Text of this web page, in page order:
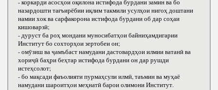
- коркарди асосҳои оқилона истифода бурдани замин ва бо
назардошти тағъирёбии иқлим такмили усулҳои нигоҳ доштани
намии хок ва сарфакорона истифода бурдани об дар соҳаи
кишоварзӣ;
- дуруст ба роҳ мондани муносибатҳои байниҳамдигарии
Институт бо сохторҳои зертобеи он;
- омӯзиш ва ҷамъбаст намудани дастовардҳои илмии ватанӣ ва
хориҷӣ баҳри беҳтар истифода бурдани он дар рушди
истеҳсолот;
- бо мақсади фаъолияти пурмаҳсули илмӣ, таъмин ва муҳаё
намудани шароитҳои меҳнатӣ барои олимони Институт.